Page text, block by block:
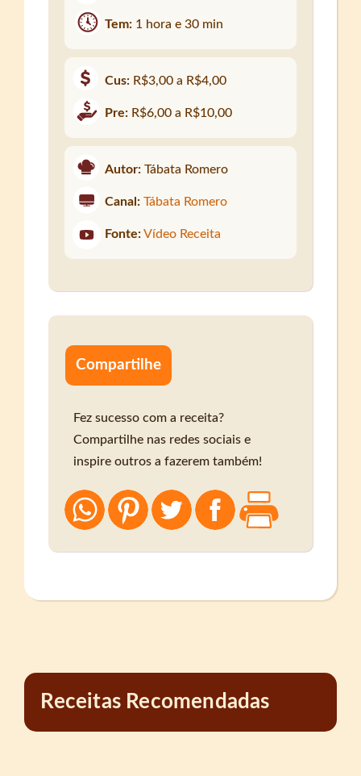
Tem: 1 hora e 30 min
Cus: R$3,00 a R$4,00
Pre: R$6,00 a R$10,00
Autor: Tábata Romero
Canal: Tábata Romero
Fonte: Vídeo Receita
Compartilhe
Fez sucesso com a receita?
Compartilhe nas redes sociais e
inspire outros a fazerem também!
Receitas Recomendadas